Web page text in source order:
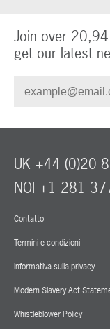
Join over
get our latest
Contatto
Termini e condizioni
Informativa sulla privacy
Modern Slavery Act
Whistleblower Policy
UK +44 (0)20
NOI +1 281